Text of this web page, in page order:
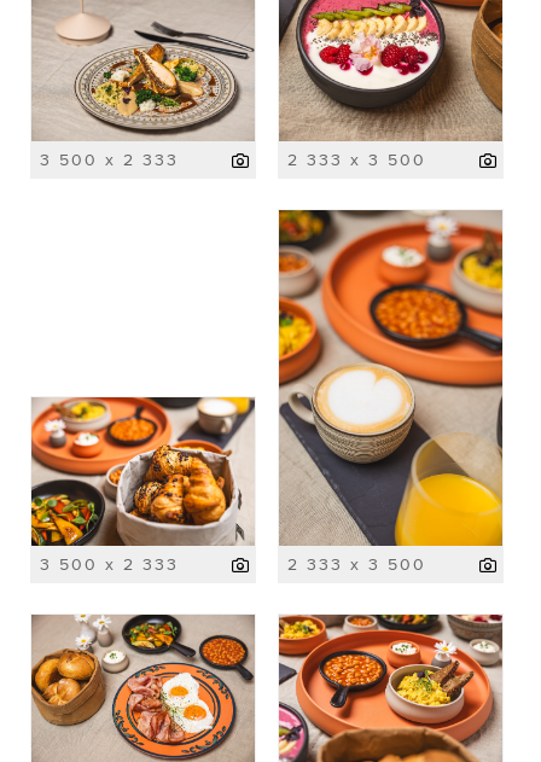
3 500 x 2 333 2 333 x 3 500
3 500 x 2 333 2 333 x 3 500